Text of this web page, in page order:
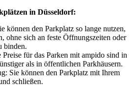
in Düsseldorf:
können den Parkplatz so lange nutzen,
ohne sich an feste Öffnungszeiten oder
binden.
für das Parken mit ampido sind in
als in öffentlichen Parkhäusern.
Sie können den Parkplatz mit Ihrem
schließen.